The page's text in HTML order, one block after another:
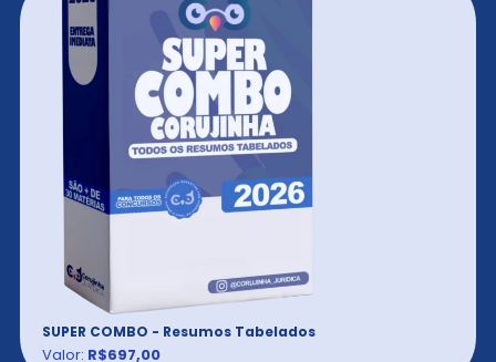
SUPER COMBO - Resumos Tabelados
Valor: R$697,00